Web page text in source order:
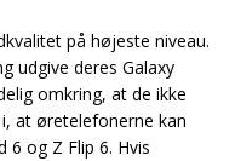
på højeste niveau.
udgive deres Galaxy
omkring, at de ikke
at øretelefonerne kan
6 og Z Flip 6. Hvis